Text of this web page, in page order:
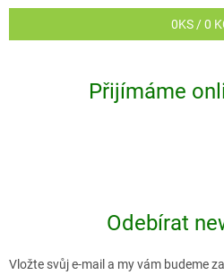
0KS /0
Přijímáme
Odebírat
Vložte svůj e-mail a my vám budeme